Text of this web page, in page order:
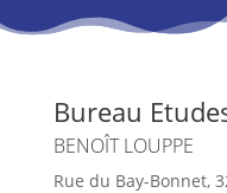
Bureau
BENOÎT LOUPPE
Rue du Bay-Bonnet,